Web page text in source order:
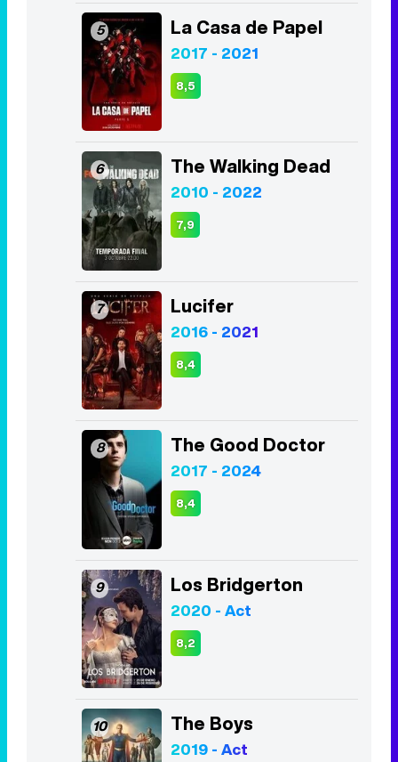
5 La Casa de Papel
2017 - 2021
8,5
6 The Walking Dead
2010 - 2022
7,9
7 Lucifer
2016 - 2021
8,4
8 The Good Doctor
2017 - 2024
8,4
9 Los Bridgerton
2020 - Act
8,2
10 The Boys
2019 - Act